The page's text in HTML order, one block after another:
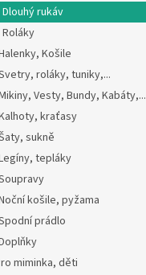
Dlouhý rukáv
Roláky
Košile
roláky, tuniky,...
Vesty, Bundy, Kabáty,...
kraťasy
sukně
tepláky
košile, pyžama
prádlo
miminka, děti